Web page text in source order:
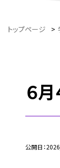
トップページ >
６
公開日